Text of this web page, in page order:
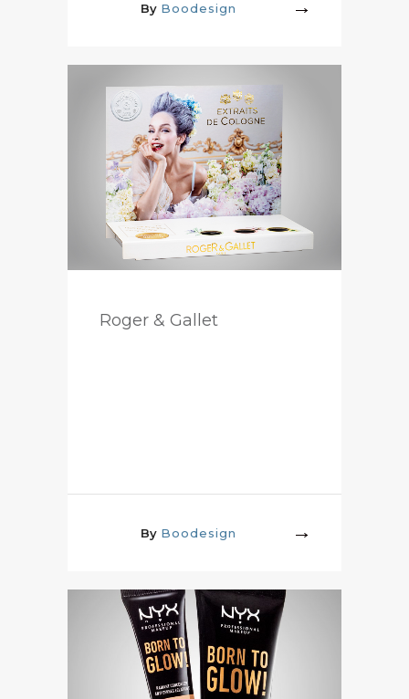
By Boodesign
More
Roger & Gallet
By Boodesign
More